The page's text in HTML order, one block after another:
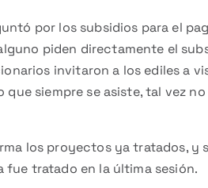
por los subsidios para el
piden directamente el
invitaron a los ediles a
siempre se asiste, tal vez
los proyectos ya tratados, y
fue tratado en la última sesión.